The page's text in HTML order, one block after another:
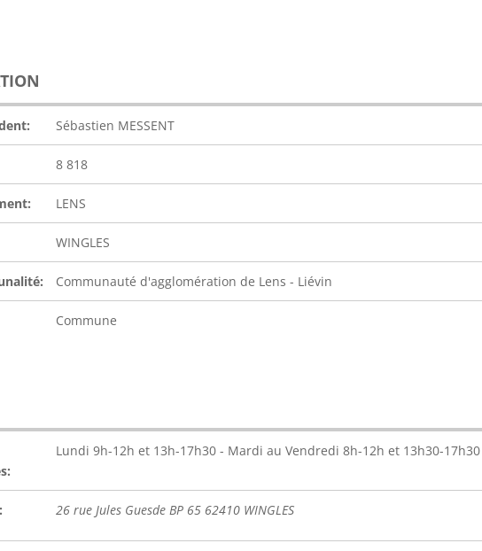
Sébastien MESSENT
8 818
LENS
WINGLES
Communauté d'agglomération de Lens - Liévin
Commune
Lundi 9h-12h et 13h-17h30 - Mardi au Vendredi 8h-12h et 13h30-17h30
26 rue Jules Guesde BP 65 62410 WINGLES